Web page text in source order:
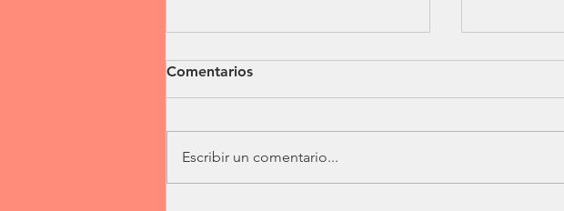
Comentarios
Escribir un comentario...